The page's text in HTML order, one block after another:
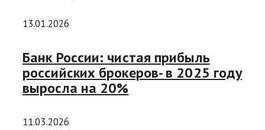
13.01.2026
Банк России: чистая прибыль
российских брокеров- в 2025 году
выросла на 20%
11.03.2026